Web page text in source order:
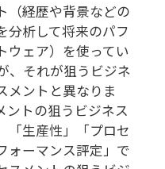
（経歴や背景などの
分析して将来のパフ
ウェア）を使ってい
、それが狙うビジネ
メントと異なりま
ントの狙うビジネス
「生産性」「プロセ
ォーマンス評定」で